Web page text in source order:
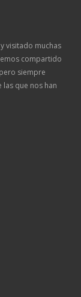
visitado muchas
compartido
siempre
que nos han